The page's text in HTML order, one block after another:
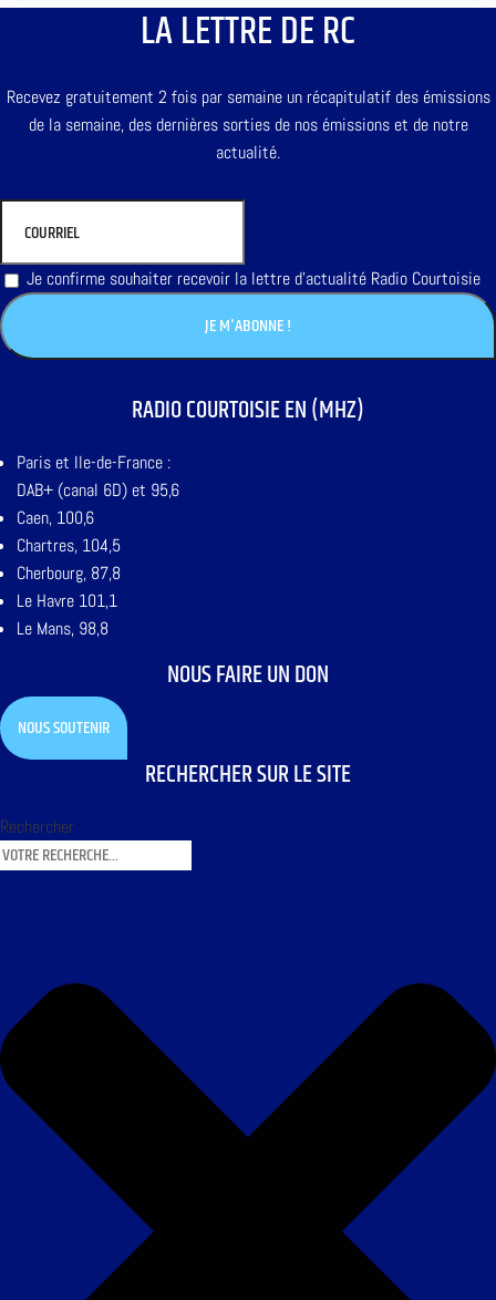
LA LETTRE DE RC
Recevez gratuitement 2 fois par semaine un récapitulatif des émissions
de la semaine, des dernières sorties de nos émissions et de notre
actualité.
Je confirme souhaiter recevoir la lettre d'actualité Radio Courtoisie
RADIO COURTOISIE EN (MHZ)
Paris et Ile-de-France :
DAB+ (canal 6D) et 95,6
Caen, 100,6
Chartres, 104,5
Cherbourg, 87,8
Le Havre 101,1
Le Mans, 98,8
NOUS FAIRE UN DON
NOUS SOUTENIR
RECHERCHER SUR LE SITE
Rechercher